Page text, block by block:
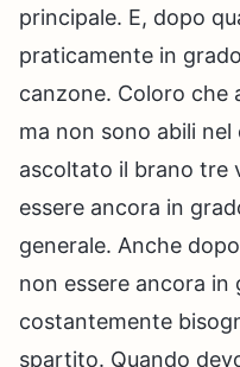
principale. E, dopo
praticamente in
canzone. Coloro che
ma non sono abili
ascoltato il brano tre
essere ancora in
generale. Anche
non essere ancora
costantemente
spartito. Quando